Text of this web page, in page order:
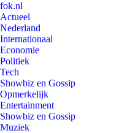
fok.nl
Actueel
Nederland
Internationaal
Economie
Politiek
Tech
Showbiz en Gossip
Opmerkelijk
Entertainment
Showbiz en Gossip
Muziek